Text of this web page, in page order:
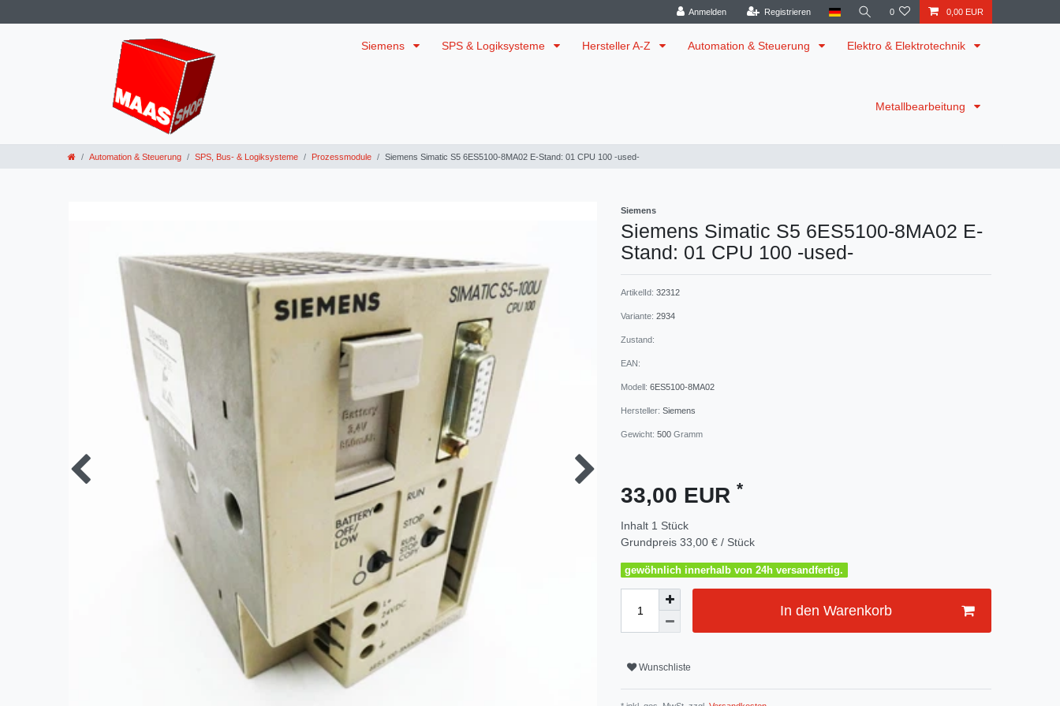
Anmelden Registrieren 0 0,00 EUR
Siemens SPS & Logiksysteme Hersteller A-Z Automation & Steuerung Elektro & Elektrotechnik
Metallbearbeitung
Automation & Steuerung SPS, Bus- & Logiksysteme Prozessmodule Siemens Simatic S5 6ES5100-8MA02 E-Stand: 01 CPU 100 -used-
Siemens
Siemens Simatic S5 6ES5100-8MA02 E-
Stand: 01 CPU 100 -used-
ArtikelId: 32312
Variante: 2934
Zustand:
EAN:
Modell: 6ES5100-8MA02
Hersteller: Siemens
Gewicht: 500 Gramm
33,00 EUR *
Inhalt 1 Stück
Grundpreis 33,00 € / Stück
gewöhnlich innerhalb von 24h versandfertig.
In den Warenkorb
Wunschliste